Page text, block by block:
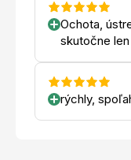
Ochota,
skutočne
rýchly,